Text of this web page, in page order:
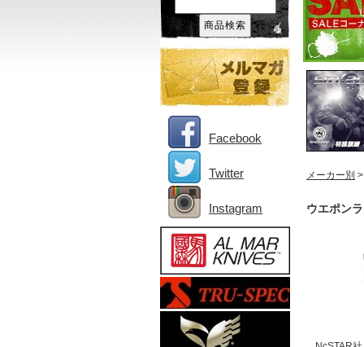
メーカー別
ウエポン
Facebook
Twitter
Instagram